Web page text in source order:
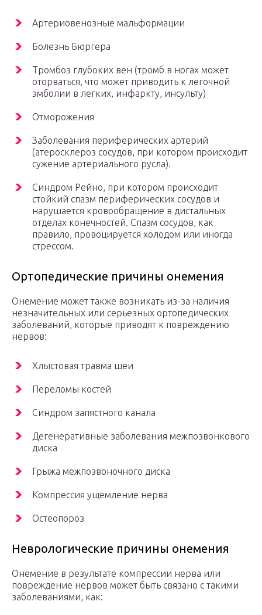
Артериовенозные мальформации
Болезнь Бюргера
Тромбоз глубоких вен (тромб в ногах может
оторваться, что может приводить к легочной
эмболии в легких, инфаркту, инсульту)
Отморожения
Заболевания периферических артерий
(атеросклероз сосудов, при котором происходит
сужение артериального русла).
Синдром Рейно, при котором происходит
стойкий спазм периферических сосудов и
нарушается кровообращение в дистальных
отделах конечностей. Спазм сосудов, как
правило, провоцируется холодом или иногда
стрессом.
Ортопедические причины онемения
Онемение может также возникать из-за наличия
незначительных или серьезных ортопедических
заболеваний, которые приводят к повреждению
нервов:
Хлыстовая травма шеи
Переломы костей
Синдром запястного канала
Дегенеративные заболевания межпозвонкового
диска
Грыжа межпозвоночного диска
Компрессия ущемление нерва
Остеопороз
Неврологические причины онемения
Онемение в результате компрессии нерва или
повреждение нервов может быть связано с такими
заболеваниями, как: